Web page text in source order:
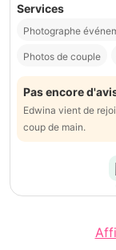
Services
Photographe
Photos de couple
Pas encore
Edwina vient de
coup de main.